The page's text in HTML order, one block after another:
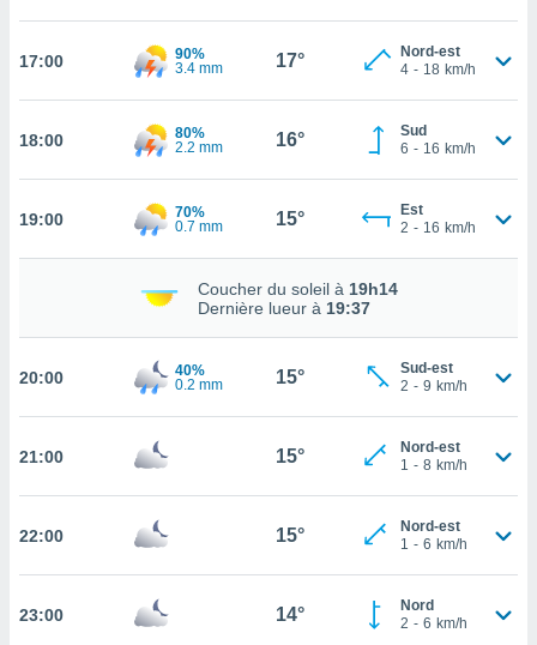
les
pas
à
sur le
ne
17:00
90%
3.4 mm
17°
Nord-est
4 - 18 km/h
18:00
80%
2.2 mm
16°
Sud
6 - 16 km/h
19:00
70%
0.7 mm
15°
Est
2 - 16 km/h
Coucher du soleil à 19h14
Dernière lueur à 19:37
20:00
40%
0.2 mm
15°
Sud-est
2 - 9 km/h
21:00 15°
Nord-est
1 - 8 km/h
22:00 15°
Nord-est
1 - 6 km/h
23:00 14°
Nord
2 - 6 km/h